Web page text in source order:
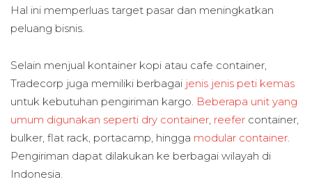
Hal ini memperluas target pasar dan meningkatkan
peluang bisnis.
Selain menjual kontainer kopi atau cafe container,
Tradecorp juga memiliki berbagai jenis jenis peti kemas
untuk kebutuhan pengiriman kargo. Beberapa unit yang
umum digunakan seperti dry container reefer container,
bulker, flat rack, portacamp, hingga modular container
Pengiriman dapat dilakukan ke berbagai wilayah di
Indonesia.